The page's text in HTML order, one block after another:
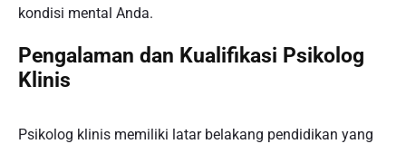
kondisi mental Anda.
Pengalaman dan Kualifikasi Psikolog
Klinis
Psikolog klinis memiliki latar belakang pendidikan yang